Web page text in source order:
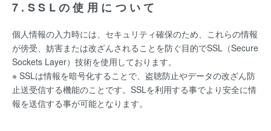
7.SSLの使用について
個人情報の入力時には、セキュリティ確保のため、これらの情報
が傍受、妨害または改ざんされることを防ぐ目的でSSL（Secure
Sockets Layer）技術を使用しております。
※ SSLは情報を暗号化することで、盗聴防止やデータの改ざん防
止送受信する機能のことです。SSLを利用する事でより安全に情
報を送信する事が可能となります。